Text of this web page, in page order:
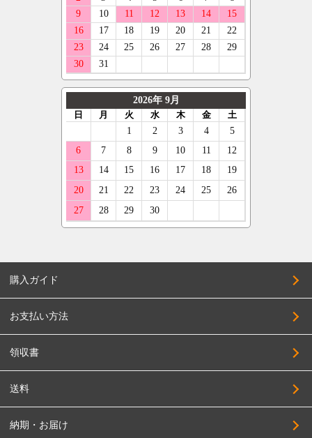
購入ガイド
お支払い方法
領収書
送料
納期・お届け